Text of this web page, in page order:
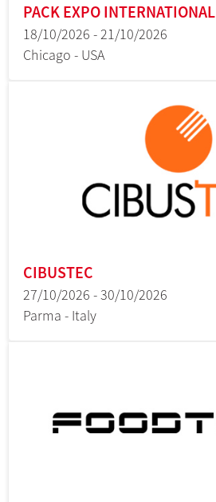
PACK EXPO INTERNATIONAL
18/10/2026 - 21/10/2026
Chicago - USA
CIBUSTEC
27/10/2026 - 30/10/2026
Parma - Italy